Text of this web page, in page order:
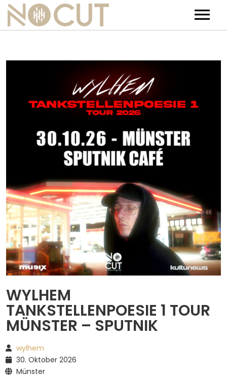
Events
News
Team
Contact
Jobs
Tickets & Merch
Spotify
WYLHEM
TANKSTELLENPOESIE 1 TOUR
MÜNSTER – SPUTNIK
wylhem
30. Oktober 2026
Münster